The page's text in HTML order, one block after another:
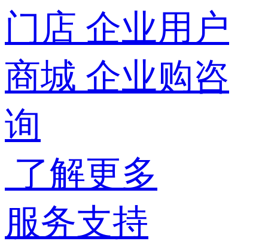
门店 企业用户
商城 企业购咨
询
了解更多
服务支持